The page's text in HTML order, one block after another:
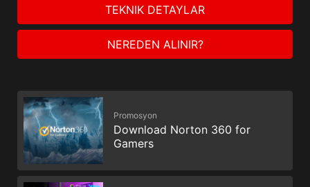
TEKNIK DETAYLAR
NEREDEN ALINIR?
Promosyon
Download Norton 360 for
Gamers